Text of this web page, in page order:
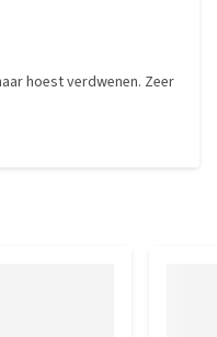
hoest verdwenen. Zeer